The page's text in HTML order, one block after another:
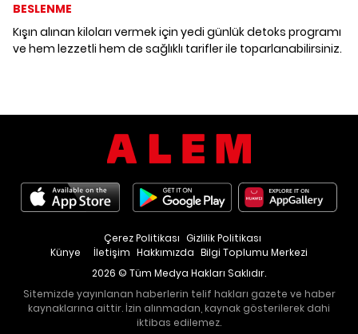
BESLENME
Kışın alınan kiloları vermek için yedi günlük detoks programı
ve hem lezzetli hem de sağlıklı tarifler ile toparlanabilirsiniz.
Künye İletişim Hakkımızda Bilgi Toplumu Merkezi
Çerez Politikası Gizlilik Politikası
2026 © Tüm Medya Hakları Saklıdır.
Sitemizde yayınlanan haberlerin telif hakları gazete ve haber
kaynaklarına aittir. İzin alınmadan, kaynak gösterilerek dahi
iktibas edilemez.